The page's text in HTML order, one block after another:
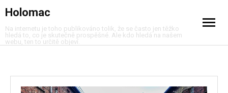
Holomac
Na internetu je toho publikováno tolik, že se často jen těžko
hledá to, co je skutečně prospěšné. Ale kdo hledá na našem
webu, ten to určitě objeví.